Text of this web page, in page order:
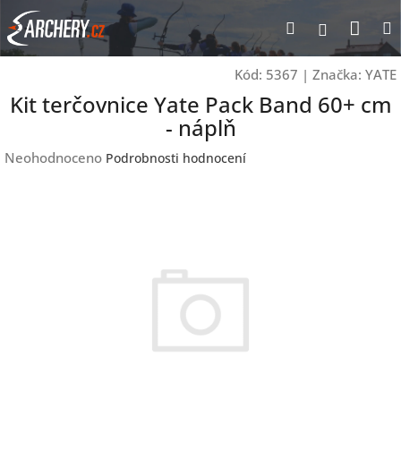
Přejít
na
obsah
Hledat
Kód: 5367 | Značka: YATE
Kit terčovnice Yate Pack Band 60+ cm
- náplň
Průměrné
Neohodnoceno Podrobnosti hodnocení